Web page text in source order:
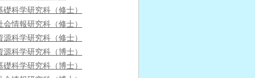
礎科学研究科（修士）
会情報研究科（修士）
源科学研究科（修士）
源科学研究科（博士）
礎科学研究科（博士）